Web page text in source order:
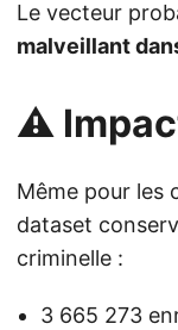
Le vecteur
malveillant
⚠️
Même pour les
dataset
criminelle :
3 665 273